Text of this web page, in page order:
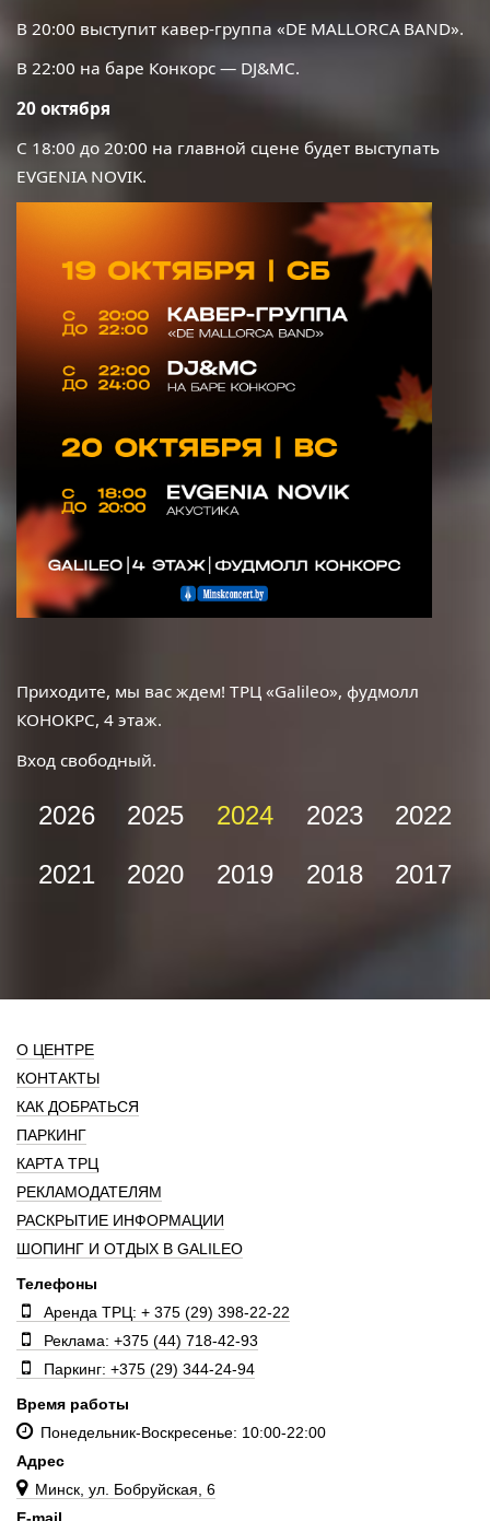
В 20:00 выступит кавер-группа «DE MALLORCA BAND».
В 22:00 на баре Конкорс — DJ&MC.
20 октября
С 18:00 до 20:00 на главной сцене будет выступать
EVGENIA NOVIK.
Приходите, мы вас ждем! ТРЦ «Galileo», фудмолл
КОНОКРС, 4 этаж.
Вход свободный.
2026 2025 2024 2023
2022
2021
2020 2019 2018 2017
О ЦЕНТРЕ
КОНТАКТЫ
КАК ДОБРАТЬСЯ
ПАРКИНГ
КАРТА ТРЦ
РЕКЛАМОДАТЕЛЯМ
РАСКРЫТИЕ ИНФОРМАЦИИ
ШОПИНГ И ОТДЫХ В GALILEO
Телефоны
Аренда ТРЦ: + 375 (29) 398-22-22
Реклама: +375 (44) 718-42-93
Паркинг: +375 (29) 344-24-94
Время работы
Понедельник-Воскресенье: 10:00-22:00
Адрес
Минск, ул. Бобруйская, 6
E-mail